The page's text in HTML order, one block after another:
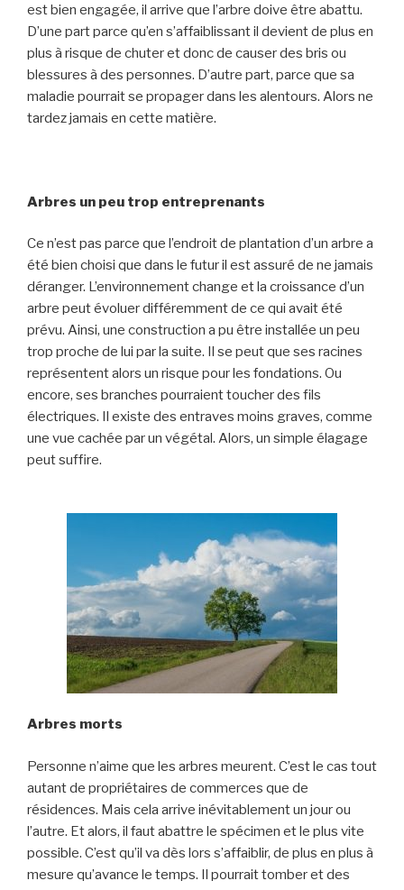
est bien engagée, il arrive que l’arbre doive être abattu.
D’une part parce qu’en s’affaiblissant il devient de plus en
plus à risque de chuter et donc de causer des bris ou
blessures à des personnes. D’autre part, parce que sa
maladie pourrait se propager dans les alentours. Alors ne
tardez jamais en cette matière.
Arbres un peu trop entreprenants
Ce n’est pas parce que l’endroit de plantation d’un arbre a
été bien choisi que dans le futur il est assuré de ne jamais
déranger. L’environnement change et la croissance d’un
arbre peut évoluer différemment de ce qui avait été
prévu. Ainsi, une construction a pu être installée un peu
trop proche de lui par la suite. Il se peut que ses racines
représentent alors un risque pour les fondations. Ou
encore, ses branches pourraient toucher des fils
électriques. Il existe des entraves moins graves, comme
une vue cachée par un végétal. Alors, un simple élagage
peut suffire.
Arbres morts
Personne n’aime que les arbres meurent. C’est le cas tout
autant de propriétaires de commerces que de
résidences. Mais cela arrive inévitablement un jour ou
l’autre. Et alors, il faut abattre le spécimen et le plus vite
possible. C’est qu’il va dès lors s’affaiblir, de plus en plus à
mesure qu’avance le temps. Il pourrait tomber et des